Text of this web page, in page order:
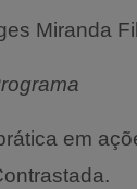
Miranda
em